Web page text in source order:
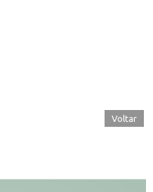
Voltar